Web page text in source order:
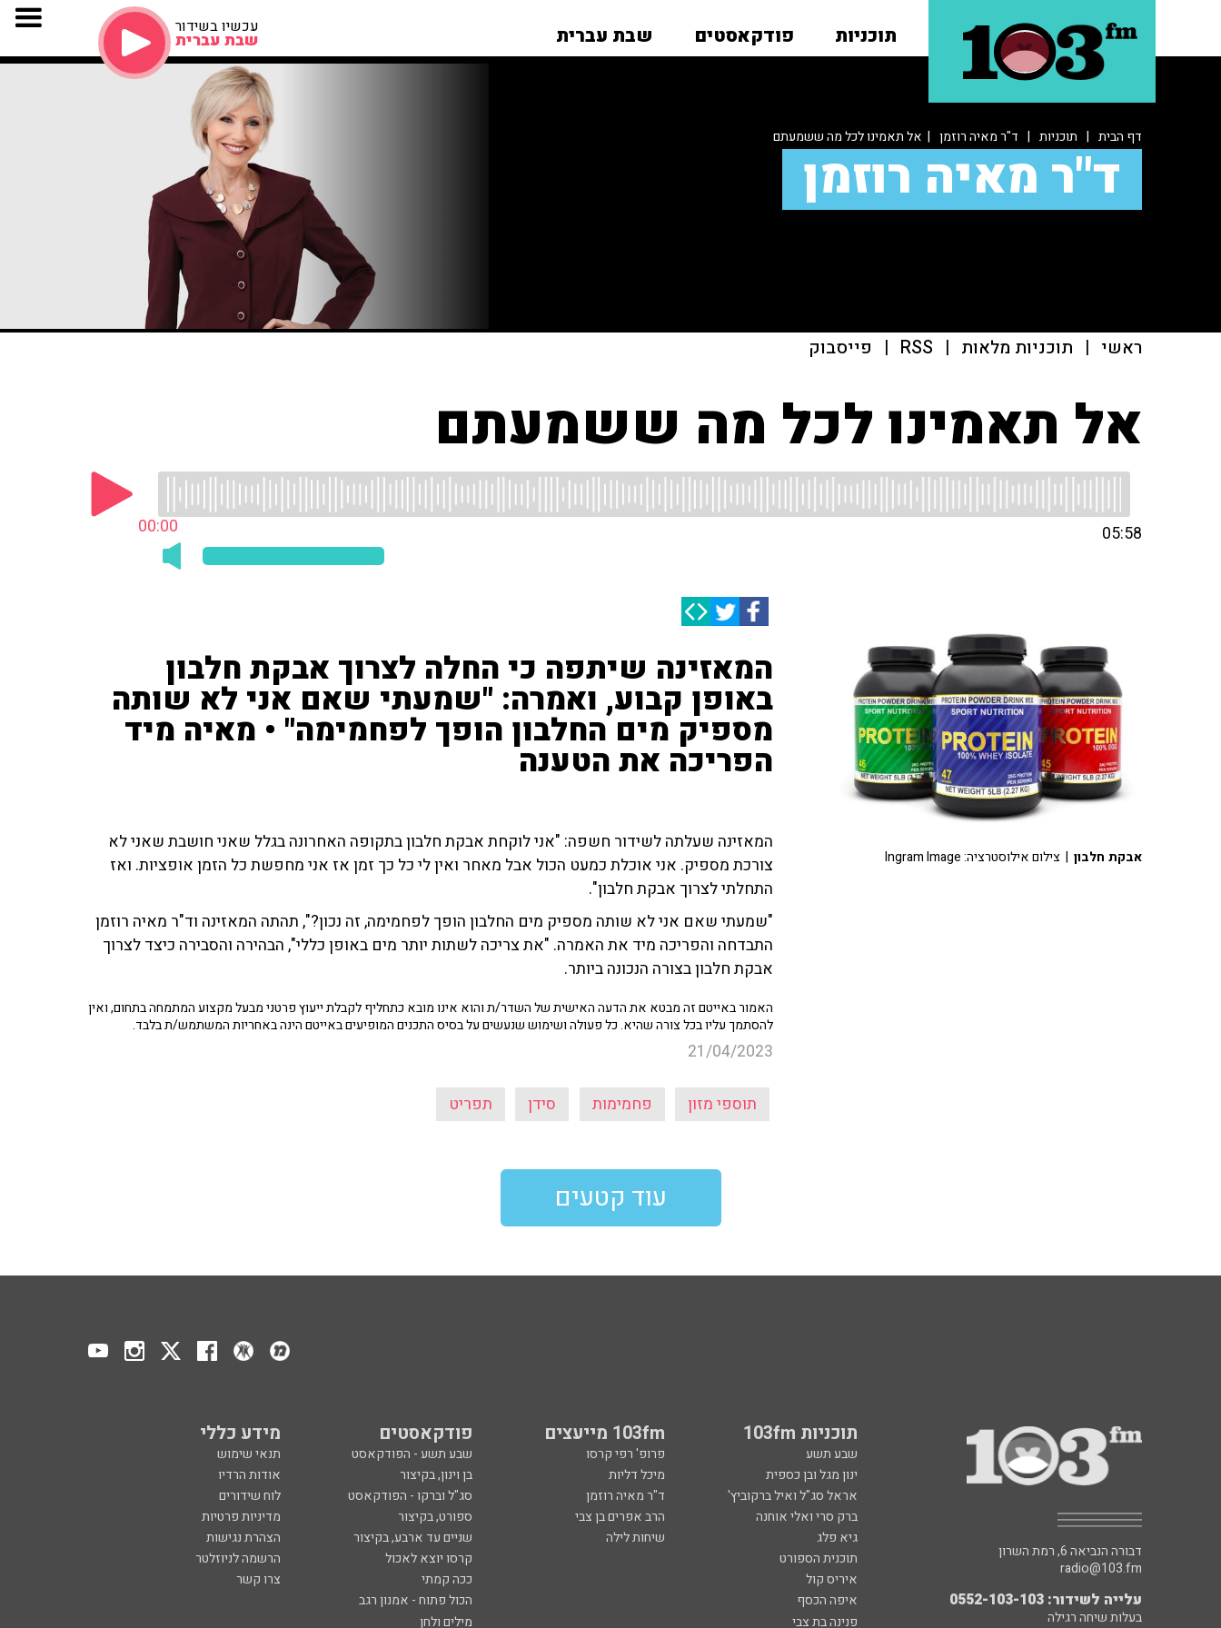
תוכניות פודקאסטים שבת עברית עכשיו בשידור
שבת עברית
דף הבית | תוכניות | ד"ר מאיה רוזמן | אל תאמינו לכל מה ששמעתם
ד"ר מאיה רוזמן
ראשי | תוכניות מלאות |
RSS
| פייסבוק
אל תאמינו לכל מה ששמעתם
00:00 05:58
המאזינה שיתפה כי החלה לצרוך אבקת חלבון
באופן קבוע, ואמרה: "שמעתי שאם אני לא שותה
מספיק מים החלבון הופך לפחמימה" • מאיה מיד
הפריכה את הטענה
המאזינה שעלתה לשידור חשפה: "אני לוקחת אבקת חלבון בתקופה האחרונה בגלל שאני חושבת שאני לא
צורכת מספיק. אני אוכלת כמעט הכול אבל מאחר ואין לי כל כך זמן אז אני מחפשת כל הזמן אופציות. ואז
התחלתי לצרוך אבקת חלבון".
"שמעתי שאם אני לא שותה מספיק מים החלבון הופך לפחמימה, זה נכון?", תהתה המאזינה וד"ר מאיה רוזמן
התבדחה והפריכה מיד את האמרה. "את צריכה לשתות יותר מים באופן כללי", הבהירה והסבירה כיצד לצרוך
אבקת חלבון בצורה הנכונה ביותר.
האמור באייטם זה מבטא את הדעה האישית של השדר/ת והוא אינו מובא כתחליף לקבלת ייעוץ פרטני מבעל מקצוע המתמחה בתחום, ואין
להסתמך עליו בכל צורה שהיא. כל פעולה ושימוש שנעשים על בסיס התכנים המופיעים באייטם הינה באחריות המשתמש/ת בלבד.
21/04/2023
תוספי מזון פחמימות סידן תפריט
אבקת חלבון | צילום אילוסטרציה: Ingram Image
עוד קטעים
תוכניות 103fm 103fm מייעצים פודקאסטים מידע כללי
שבע תשע פרופ' רפי קרסו שבע תשע - הפודקאסט
תנאי שימוש
ינון מגל ובן כספית
מיכל דליות בן וינון, בקיצור
אודות הרדיו
אראל סג"ל ואיל ברקוביץ'
ד"ר מאיה רוזמן סג"ל וברקו - הפודקאסט
לוח שידורים
ברק סרי ואלי אוחנה
הרב אפרים בן צבי ספורט, בקיצור
מדיניות פרטיות
גיא פלג
שיחות לילה שניים עד ארבע, בקיצור
הצהרת נגישות
תוכנית הספורט
קרסו יוצא לאכול
הרשמה לניוזלטר
איריס קול
ככה קמתי
צרו קשר
איפה הכסף
הכול פתוח - אמנון רגב
פנינה בת צבי
מילים ולחן
דבורה הנביאה 6, רמת השרון
radio@103.fm
עלייה לשידור: 0552-103-103
בעלות שיחה רגילה